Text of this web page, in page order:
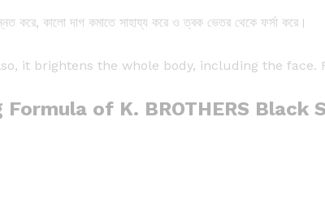
করে, কালো দাগ কমাতে সাহায্য করে ও ত্বক ভেতর থেকে ফর্সা করে।
it brightens the whole body, including the face.
of K. BROTHERS Black